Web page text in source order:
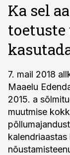
Ka sel
7. mail 2018
Maaelu
2015. a
muutmise